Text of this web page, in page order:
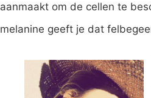
aanmaakt om de cellen te
melanine geeft je dat